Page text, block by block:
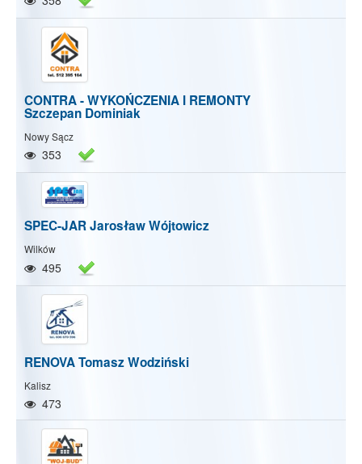
CONTRA - WYKOŃCZENIA I REMONTY
Szczepan Dominiak
Nowy Sącz
353
SPEC-JAR Jarosław Wójtowicz
Wilków
495
RENOVA Tomasz Wodziński
Kalisz
473